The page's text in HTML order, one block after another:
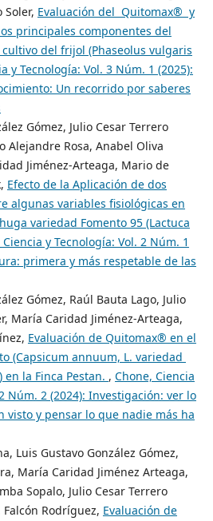
Soler, Evaluación del Quitomax® y
principales componentes del
del frijol (Phaseolus vulgaris
y Tecnología: Vol. 3 Núm. 1 (2025):
Un recorrido por saberes
Gómez, Julio Cesar Terrero
Alejandre Rosa, Anabel Oliva
Jiménez-Arteaga, Mario de
Efecto de la Aplicación de dos
algunas variables fisiológicas en
variedad Fomento 95 (Lactuca
y Tecnología: Vol. 2 Núm. 1
primera y más respetable de las
Gómez, Raúl Bauta Lago, Julio
María Caridad Jiménez-Arteaga,
Evaluación de Quitomax® en el
(Capsicum annuum, L. variedad
la Finca Pestan. , Chone, Ciencia
Núm. 2 (2024): Investigación: ver lo
visto y pensar lo que nadie más ha
Luis Gustavo González Gómez,
María Caridad Jiménez Arteaga,
Sopalo, Julio Cesar Terrero
Rodríguez, Evaluación de